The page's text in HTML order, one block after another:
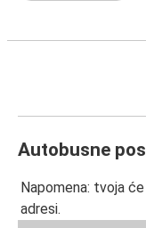
Autobusne
Napomena: tvoja
adresi.